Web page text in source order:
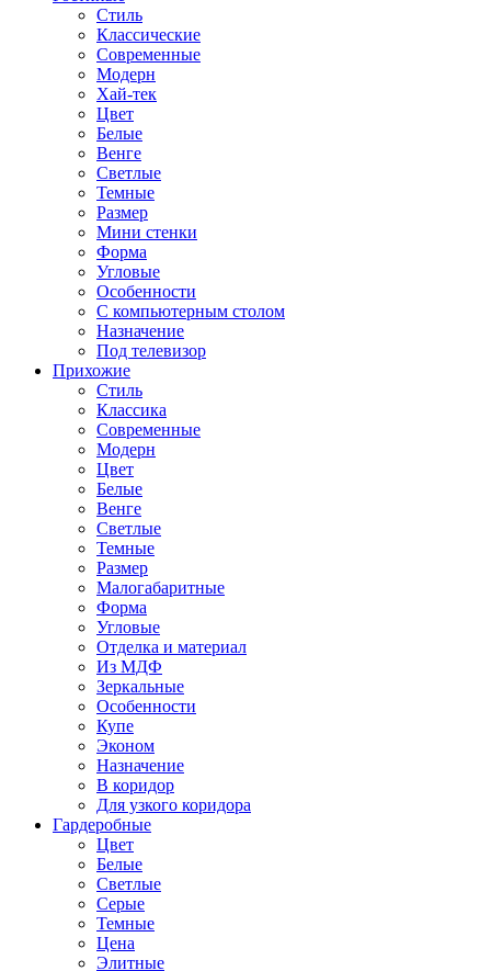
Стиль
Классические
Современные
Модерн
Хай-тек
Цвет
Белые
Венге
Светлые
Темные
Размер
Мини стенки
Форма
Угловые
Особенности
С компьютерным столом
Назначение
Под телевизор
Прихожие
Стиль
Классика
Современные
Модерн
Цвет
Белые
Венге
Светлые
Темные
Размер
Малогабаритные
Форма
Угловые
Отделка и материал
Из МДФ
Зеркальные
Особенности
Купе
Эконом
Назначение
В коридор
Для узкого коридора
Гардеробные
Цвет
Белые
Светлые
Серые
Темные
Цена
Элитные